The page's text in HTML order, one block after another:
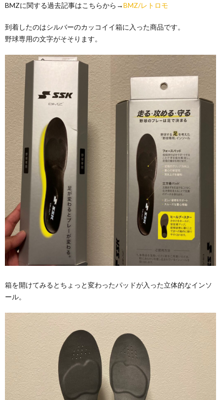
BMZに関する過去記事はこちらから→BMZ/レトロモ
到着したのはシルバーのカッコイイ箱に入った商品です。
野球専用の文字がそそります。
箱を開けてみるとちょっと変わったパッドが入った立体的なインソ
ール。